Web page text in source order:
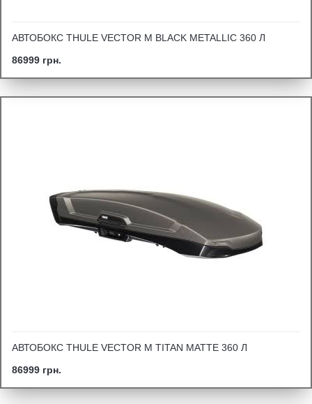
АВТОБОКС THULE VECTOR M BLACK METALLIC 360 Л
86999 грн.
АВТОБОКС THULE VECTOR M TITAN MATTE 360 Л
86999 грн.